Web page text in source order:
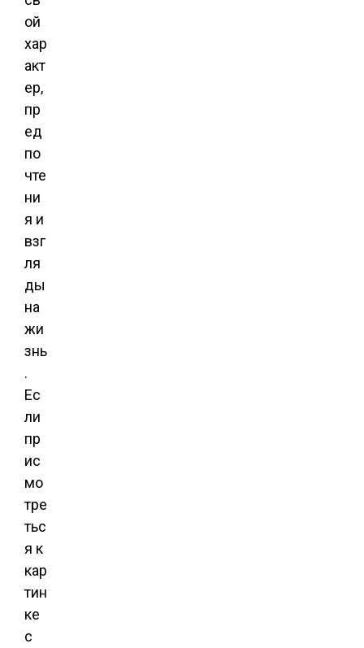
ой
хар
акт
ер,
пр
ед
по
чте
ни
я и
взг
ля
ды
на
жи
знь
.
Ес
ли
пр
ис
мо
тре
тьс
я к
кар
тин
ке
с